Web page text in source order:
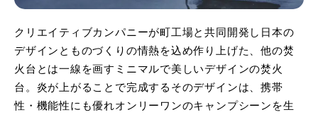
クリエイティブカンパニーが町工場と共同開発し日本の
デザインとものづくりの情熱を込め作り上げた、他の焚
火台とは一線を画すミニマルで美しいデザインの焚火
台。炎が上がることで完成するそのデザインは、携帯
性・機能性にも優れオンリーワンのキャンプシーンを生